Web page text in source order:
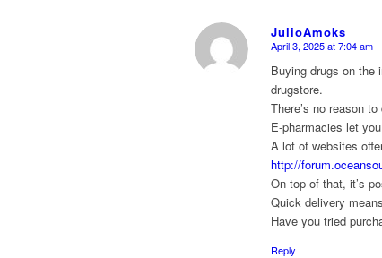
JulioAmoks
says:
April 3, 2025 at 7:04 am
Buying drugs on the
drugstore.
There’s no reason
E-pharmacies let
A lot of websites
http://
On top of that, it’s
Quick delivery
Have you tried
Reply